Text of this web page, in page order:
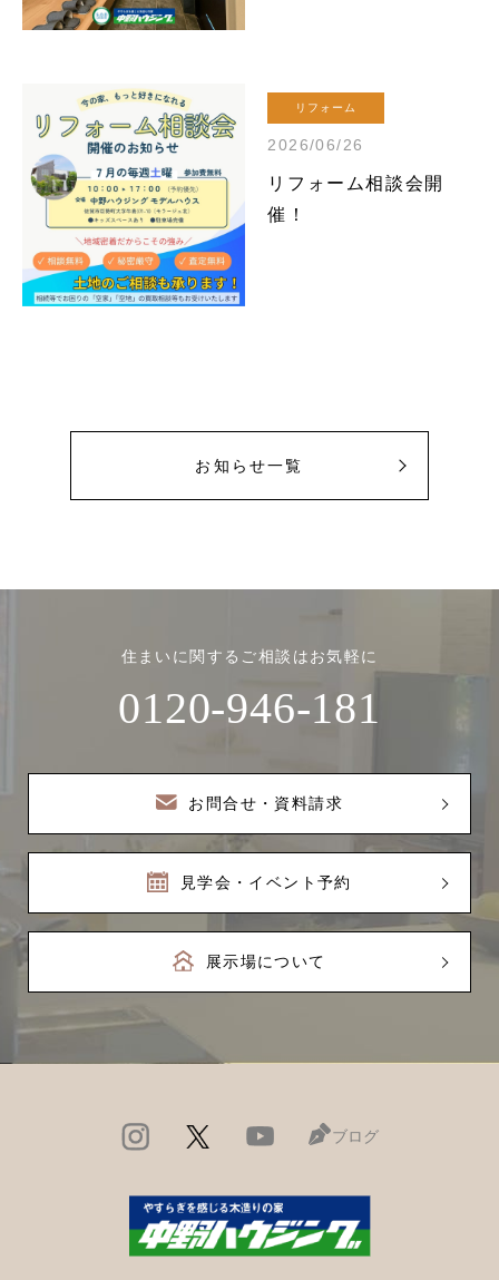
リフォーム
2026/06/26
リフォーム相談会開
催！
お知らせ一覧
住まいに関するご相談はお気軽に
0120-946-181
お問合せ・資料請求
見学会・イベント予約
展示場について
ブログ